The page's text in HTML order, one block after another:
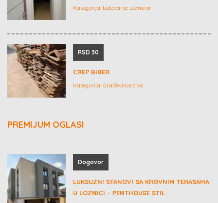
Kategorija: Izdavanje stanova
RSD 30
CREP BIBER
Kategorija: Građevinarstvo
PREMIJUM OGLASI
Dogovor
LUKSUZNI STANOVI SA KROVNIM TERASAMA
U LOZNICI – PENTHOUSE STIL